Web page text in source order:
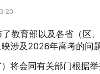
教育部以及各省（区
涉及2026年高考的问
将会同有关部门根据